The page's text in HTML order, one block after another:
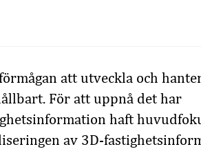
att utveckla och
För att uppnå det har
haft
av 3D-